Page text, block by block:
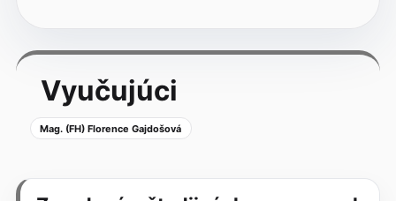
Vyučujúci
Mag. (FH) Florence Gajdošová